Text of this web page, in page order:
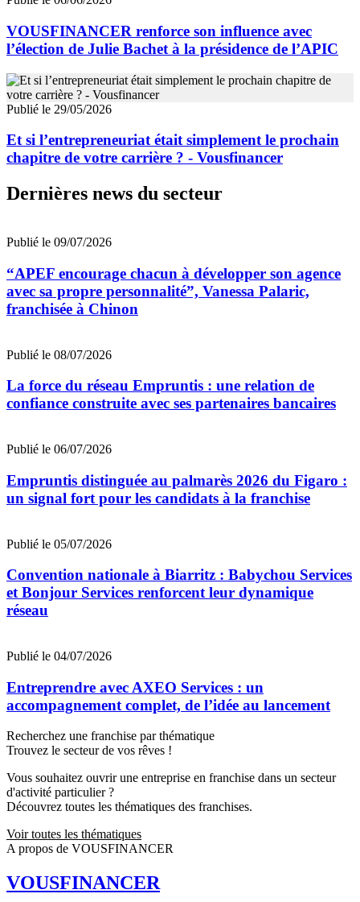
VOUSFINANCER renforce son influence avec
l’élection de Julie Bachet à la présidence de l’APIC
Publié le 29/05/2026
Et si l’entrepreneuriat était simplement le prochain
chapitre de votre carrière ? - Vousfinancer
Dernières news du secteur
Publié le 09/07/2026
“APEF encourage chacun à développer son agence
avec sa propre personnalité”, Vanessa Palaric,
franchisée à Chinon
Publié le 08/07/2026
La force du réseau Empruntis : une relation de
confiance construite avec ses partenaires bancaires
Publié le 06/07/2026
Empruntis distinguée au palmarès 2026 du Figaro :
un signal fort pour les candidats à la franchise
Publié le 05/07/2026
Convention nationale à Biarritz : Babychou Services
et Bonjour Services renforcent leur dynamique
réseau
Publié le 04/07/2026
Entreprendre avec AXEO Services : un
accompagnement complet, de l’idée au lancement
Recherchez une franchise par thématique
Trouvez le secteur de vos rêves !
Vous souhaitez ouvrir une entreprise en franchise dans un secteur
d'activité particulier ?
Découvrez toutes les thématiques des franchises.
Voir toutes les thématiques
A propos de VOUSFINANCER
VOUSFINANCER